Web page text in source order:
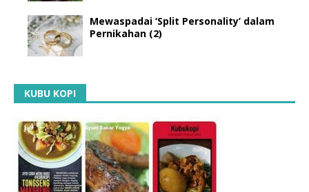
Mewaspadai ‘Split Personality’ dalam
Pernikahan (2)
KUBU KOPI